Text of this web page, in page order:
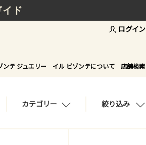
ド
ログイン
ンテ ジュエリー イル ビゾンテについて 店舗検索
カテゴリー 絞り込み